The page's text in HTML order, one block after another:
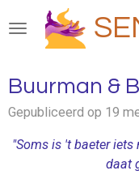
direct
de
hoofdinhoud
Buurman &
Gepubliceerd op 19
"Soms is 't baeter iets
daat